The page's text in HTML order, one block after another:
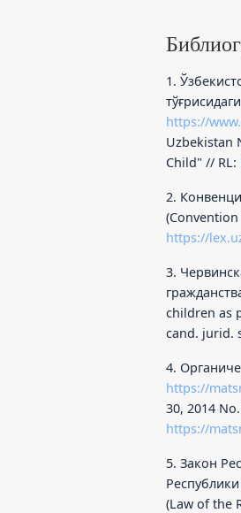
1.
https://
Uzbekistan
Child" // RL:
2.
https://
3.
children as
cand. jurid.
4.
https://
30, 2014
https://
5. Закон
(Law of the